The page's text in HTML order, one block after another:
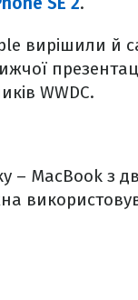
вирішили й
WWDC.
– MacBook з